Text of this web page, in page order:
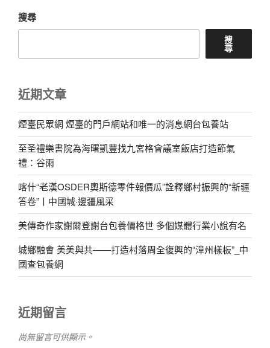
搜尋
搜
尋
近期文章
煙臺民眾網 煙臺的門戶網站和唯一的消息網台包養站
至圣禮樂書院為海曙凱豐找九宮格會議室飯店打造節氣
禮：谷雨
喀什“老漢OSDER奧斯德零件報價瓜”詮釋鄉村振興的“新疆
答卷”丨中國城·邊疆風采
美傳奇作家謝爾登謝台包養價格世 多個媒體行業小說有名
城鄉融會 美美與共——打造村落周全復興的“漳州樣板”_中
國查包養網
近期留言
尚無留言可供顯示。